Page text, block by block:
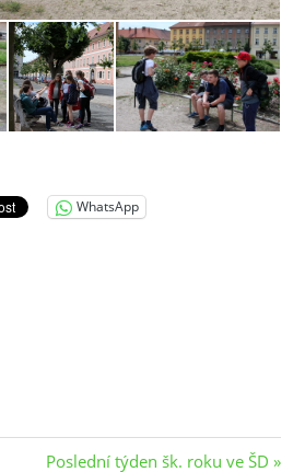
WhatsApp
Next
Poslední týden šk. roku ve ŠD